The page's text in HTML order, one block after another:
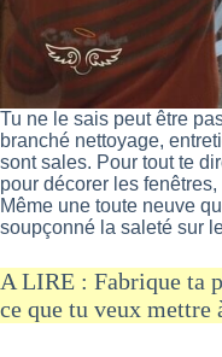
Tu ne le sais peut être
branché nettoyage,
sont sales. Pour tout te
pour décorer les
Même une toute neuve
soupçonné la saleté sur
A LIRE : Fabrique ta
ce que tu veux mettre